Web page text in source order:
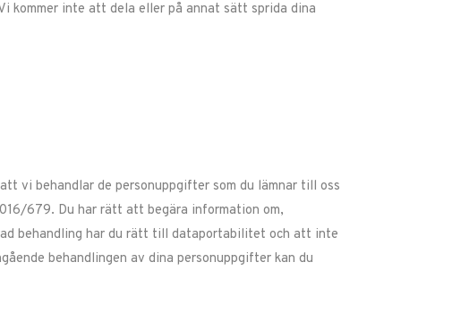
kommer inte att dela eller på annat sätt sprida dina
vi behandlar de personuppgifter som du lämnar till oss
679. Du har rätt att begära information om,
behandling har du rätt till dataportabilitet och att inte
behandlingen av dina personuppgifter kan du